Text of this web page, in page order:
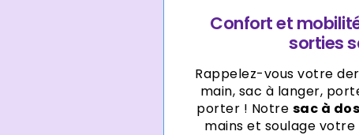
Confort et
sorties
Rappelez-vous votre
main, sac à langer,
porter ! Notre sac à
mains et soulage